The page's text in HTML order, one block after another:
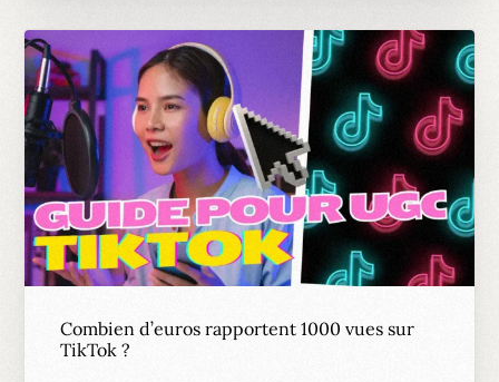
Combien d’euros rapportent 1000 vues sur
TikTok ?